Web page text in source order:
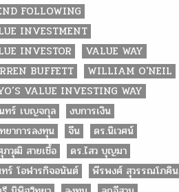
FOLLOWING
INVESTMENT
INVESTOR
VALUE WAY
BUFFETT
WILLIAM O'NEIL
VALUE INVESTING WAY
ทร์ เบญจกุล
งบการเงิน
ยาการลงทุน
จีน
ดร.นิเวศน์
ภวุฒิ สายเชื้อ
ดร.ไสว บุญมา
ร์ โอฬารกิจอนันต์
พีรพงศ์ สุวรรณโภคิน